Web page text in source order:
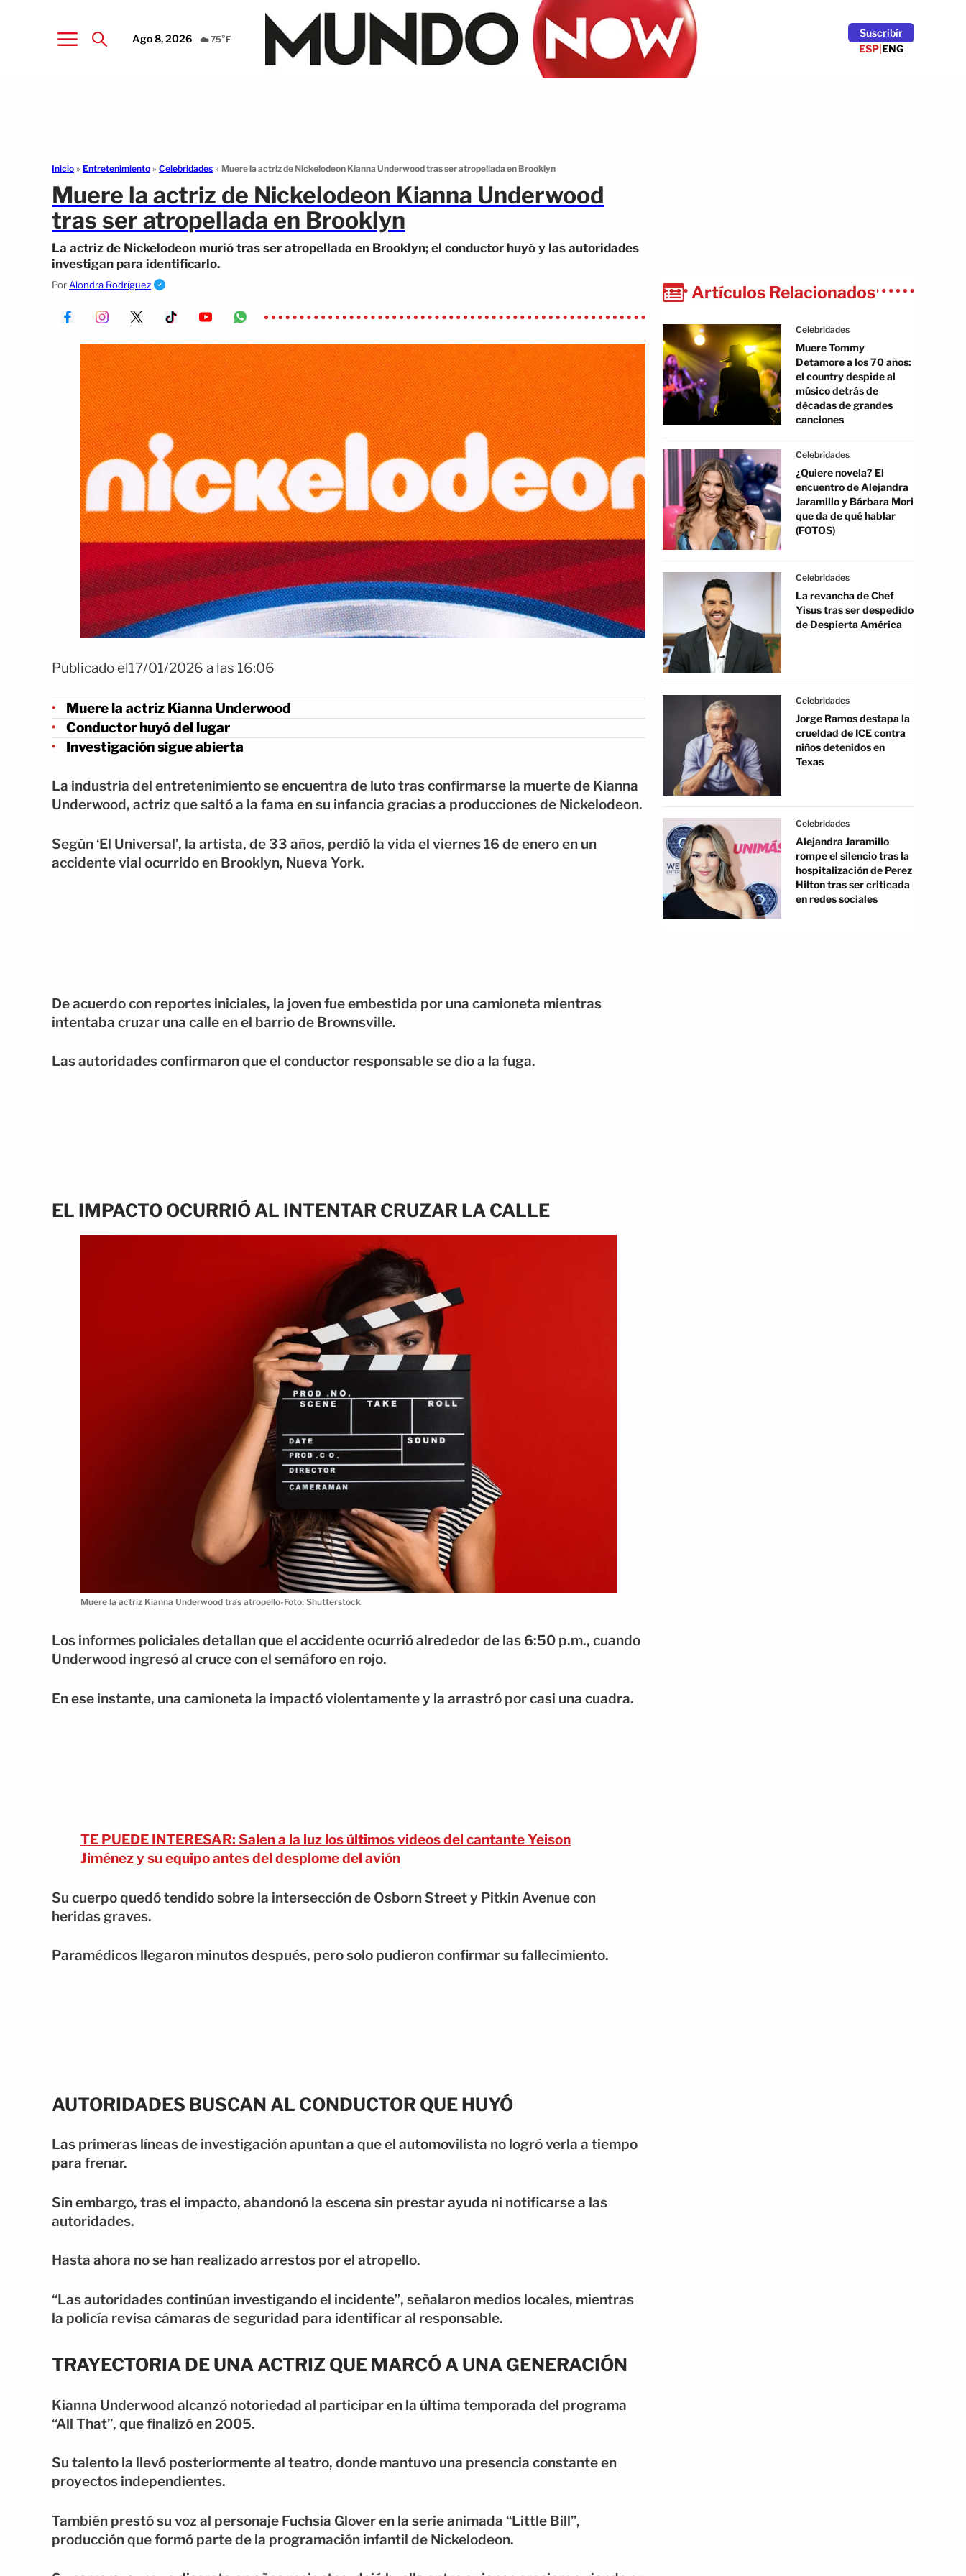
Ago 8, 2026 ☁️ 75°F
Suscribír
ESP|ENG
Inicio » Entretenimiento » Celebridades » Muere la actriz de Nickelodeon Kianna Underwood tras ser atropellada en Brooklyn
Muere la actriz de Nickelodeon Kianna Underwood
tras ser atropellada en Brooklyn
La actriz de Nickelodeon murió tras ser atropellada en Brooklyn; el conductor huyó y las autoridades
investigan para identificarlo.
Por Alondra Rodríguez
Publicado el17/01/2026 a las 16:06
Muere la actriz Kianna Underwood
Conductor huyó del lugar
Investigación sigue abierta
La industria del entretenimiento se encuentra de luto tras confirmarse la muerte de Kianna
Underwood, actriz que saltó a la fama en su infancia gracias a producciones de Nickelodeon.
Según ‘El Universal’, la artista, de 33 años, perdió la vida el viernes 16 de enero en un
accidente vial ocurrido en Brooklyn, Nueva York.
De acuerdo con reportes iniciales, la joven fue embestida por una camioneta mientras
intentaba cruzar una calle en el barrio de Brownsville.
Las autoridades confirmaron que el conductor responsable se dio a la fuga.
EL IMPACTO OCURRIÓ AL INTENTAR CRUZAR LA CALLE
Muere la actriz Kianna Underwood tras atropello-Foto: Shutterstock
Los informes policiales detallan que el accidente ocurrió alrededor de las 6:50 p.m., cuando
Underwood ingresó al cruce con el semáforo en rojo.
En ese instante, una camioneta la impactó violentamente y la arrastró por casi una cuadra.
TE PUEDE INTERESAR: Salen a la luz los últimos videos del cantante Yeison
Jiménez y su equipo antes del desplome del avión
Su cuerpo quedó tendido sobre la intersección de Osborn Street y Pitkin Avenue con
heridas graves.
Paramédicos llegaron minutos después, pero solo pudieron confirmar su fallecimiento.
AUTORIDADES BUSCAN AL CONDUCTOR QUE HUYÓ
Las primeras líneas de investigación apuntan a que el automovilista no logró verla a tiempo
para frenar.
Sin embargo, tras el impacto, abandonó la escena sin prestar ayuda ni notificarse a las
autoridades.
Hasta ahora no se han realizado arrestos por el atropello.
“Las autoridades continúan investigando el incidente”, señalaron medios locales, mientras
la policía revisa cámaras de seguridad para identificar al responsable.
TRAYECTORIA DE UNA ACTRIZ QUE MARCÓ A UNA GENERACIÓN
Kianna Underwood alcanzó notoriedad al participar en la última temporada del programa
“All That”, que finalizó en 2005.
Su talento la llevó posteriormente al teatro, donde mantuvo una presencia constante en
proyectos independientes.
También prestó su voz al personaje Fuchsia Glover en la serie animada “Little Bill”,
producción que formó parte de la programación infantil de Nickelodeon.
Artículos Relacionados
Celebridades
Muere Tommy
Detamore a los 70 años:
el country despide al
músico detrás de
décadas de grandes
canciones
Celebridades
¿Quiere novela? El
encuentro de Alejandra
Jaramillo y Bárbara Mori
que da de qué hablar
(FOTOS)
Celebridades
La revancha de Chef
Yisus tras ser despedido
de Despierta América
Celebridades
Jorge Ramos destapa la
crueldad de ICE contra
niños detenidos en
Texas
Celebridades
Alejandra Jaramillo
rompe el silencio tras la
hospitalización de Perez
Hilton tras ser criticada
en redes sociales